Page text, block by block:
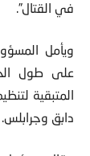
على طول
المتبقية
دابق وجرابلس.